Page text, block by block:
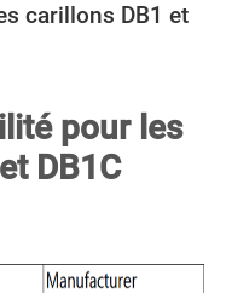
carillons DB1 et
pour les
DB1C